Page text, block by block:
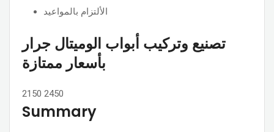
الألتزام بالمواعيد
تصنيع وتركيب أبواب الوميتال جرار
بأسعار ممتازة
2150 2450
Summary